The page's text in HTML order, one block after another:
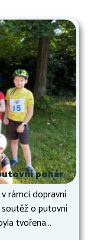
pohár
rámci dopravní
o putovní
tvořena...